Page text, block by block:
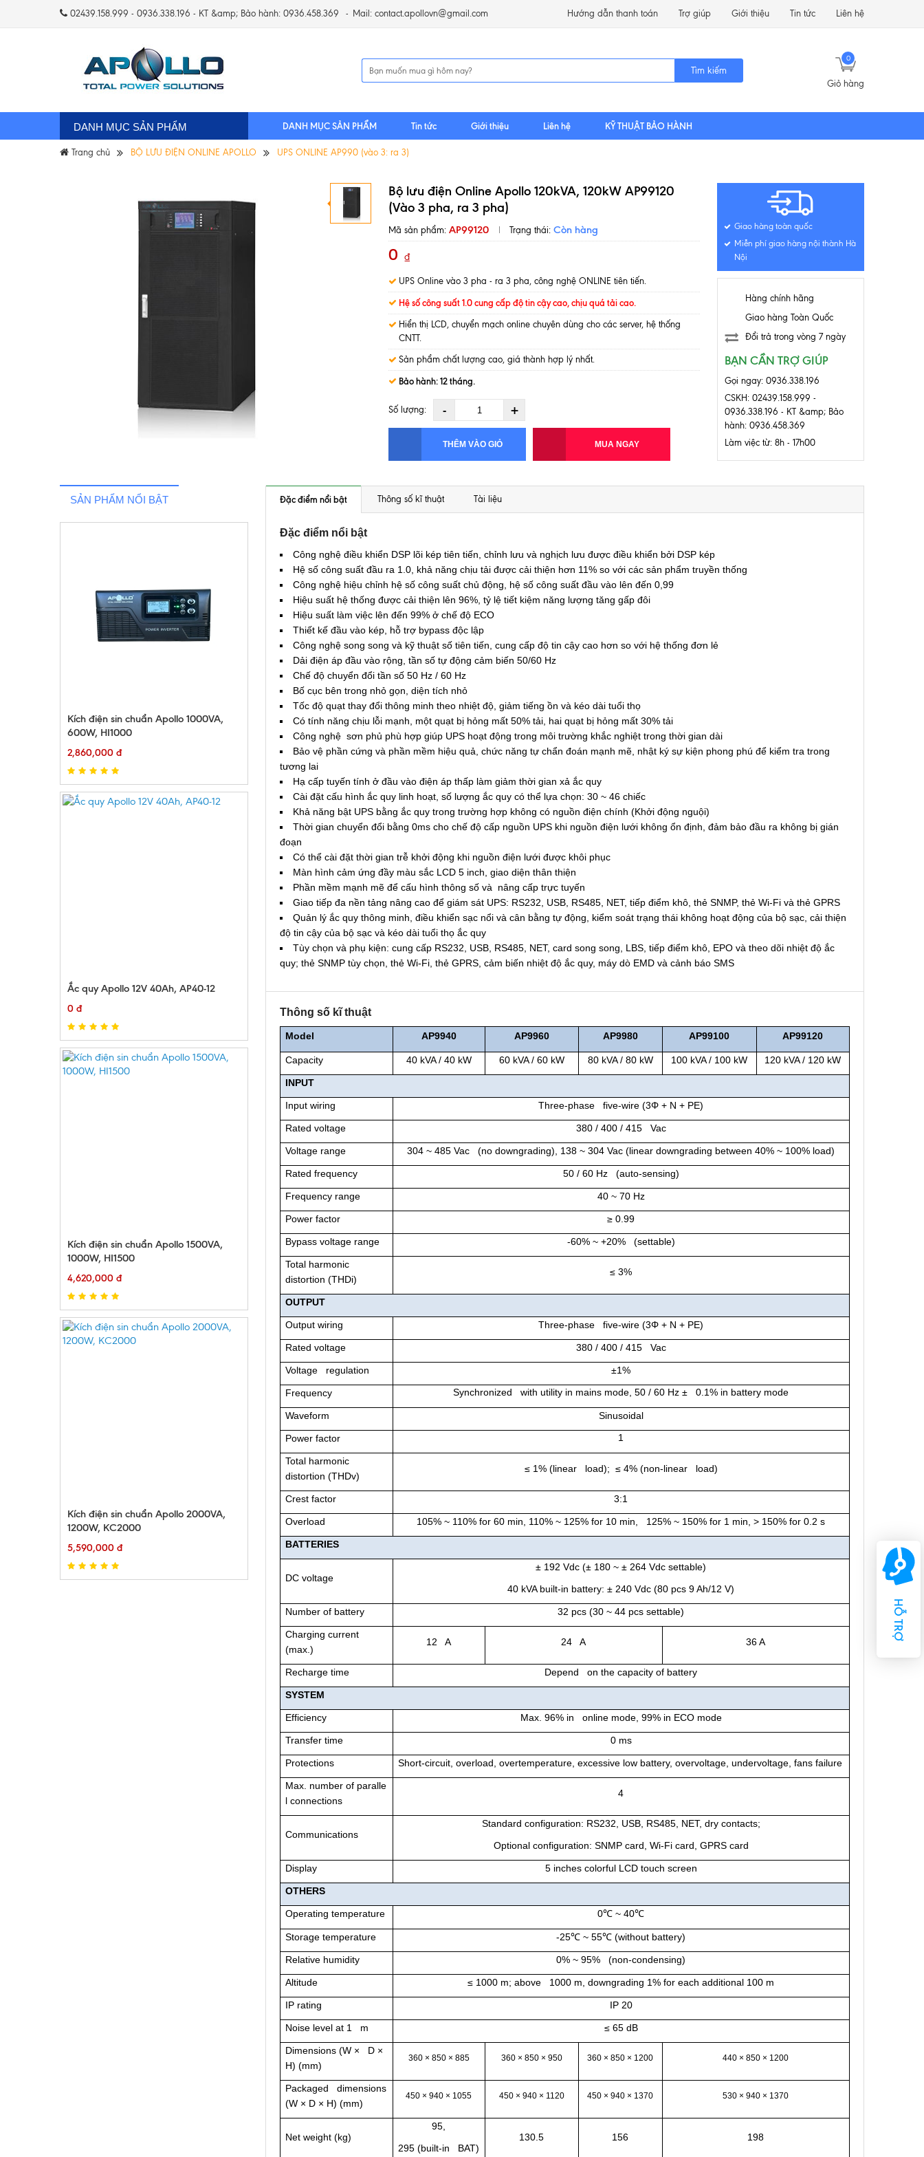
HỖ TRỢ
02439.158.999 - 0936.338.196 - KT &amp; Bảo hành: 0936.458.369 Mail: contact.apollovn@gmail.com Hướng dẫn thanh toán Trợ giúp Giới thiệu Tin tức Liên hệ
Tìm kiếm
0
Giỏ hàng
DANH MỤC SẢN PHẨM DANH MỤC SẢN PHẨM Tin tức Giới thiệu Liên hệ KỸ THUẬT BẢO HÀNH
Trang chủ BỘ LƯU ĐIỆN ONLINE APOLLO UPS ONLINE AP990 (vào 3: ra 3)
Bộ lưu điện Online Apollo 120kVA, 120kW AP99120
(Vào 3 pha, ra 3 pha)
Mã sản phẩm: AP99120 Trạng thái: Còn hàng
0 ₫
UPS Online vào 3 pha - ra 3 pha, công nghệ ONLINE tiên tiến.
Hệ số công suất 1.0 cung cấp độ tin cậy cao, chịu quá tải cao.
Hiển thị LCD, chuyển mạch online chuyên dùng cho các server, hệ thống
CNTT.
Sản phẩm chất lượng cao, giá thành hợp lý nhất.
Bảo hành: 12 tháng.
Số lượng: - +
THÊM VÀO GIỎ MUA NGAY
Giao hàng toàn quốc
Miễn phí giao hàng nội thành Hà
Nội
Hàng chính hãng
Giao hàng Toàn Quốc
Đổi trả trong vòng 7 ngày
BẠN CẦN TRỢ GIÚP
Gọi ngay: 0936.338.196
CSKH: 02439.158.999 -
0936.338.196 - KT &amp; Bảo
hành: 0936.458.369
Làm việc từ: 8h - 17h00
SẢN PHẨM NỔI BẬT
Kích điện sin chuẩn Apollo 1000VA,
600W, HI1000
2,860,000 đ
Ắc quy Apollo 12V 40Ah, AP40-12
0 đ
Kích điện sin chuẩn Apollo 1500VA,
1000W, HI1500
4,620,000 đ
Kích điện sin chuẩn Apollo 2000VA,
1200W, KC2000
5,590,000 đ
Đặc điểm nổi bật Thông số kĩ thuật Tài liệu
Đặc điểm nổi bật
Công nghệ điều khiển DSP lõi kép tiên tiến, chỉnh lưu và nghịch lưu được điều khiển bởi DSP kép
Hệ số công suất đầu ra 1.0, khả năng chịu tải được cải thiện hơn 11% so với các sản phẩm truyền thống
Công nghệ hiệu chỉnh hệ số công suất chủ động, hệ số công suất đầu vào lên đến 0,99
Hiệu suất hệ thống được cải thiện lên 96%, tỷ lệ tiết kiệm năng lượng tăng gấp đôi
Hiệu suất làm việc lên đến 99% ở chế độ ECO
Thiết kế đầu vào kép, hỗ trợ bypass độc lập
Công nghệ song song và kỹ thuật số tiên tiến, cung cấp độ tin cậy cao hơn so với hệ thống đơn lẻ
Dải điện áp đầu vào rộng, tần số tự động cảm biến 50/60 Hz
Chế độ chuyển đổi tần số 50 Hz / 60 Hz
Bố cục bên trong nhỏ gọn, diện tích nhỏ
Tốc độ quạt thay đổi thông minh theo nhiệt độ, giảm tiếng ồn và kéo dài tuổi thọ
Có tính năng chịu lỗi mạnh, một quạt bị hỏng mất 50% tải, hai quạt bị hỏng mất 30% tải
Công nghệ sơn phủ phù hợp giúp UPS hoạt động trong môi trường khắc nghiệt trong thời gian dài
Bảo vệ phần cứng và phần mềm hiệu quả, chức năng tự chẩn đoán mạnh mẽ, nhật ký sự kiện phong phú để kiểm tra trong
tương lai
Hạ cấp tuyến tính ở đầu vào điện áp thấp làm giảm thời gian xả ắc quy
Cài đặt cấu hình ắc quy linh hoạt, số lượng ắc quy có thể lựa chọn: 30 ~ 46 chiếc
Khả năng bật UPS bằng ắc quy trong trường hợp không có nguồn điện chính (Khởi động nguội)
Thời gian chuyển đổi bằng 0ms cho chế độ cấp nguồn UPS khi nguồn điện lưới không ổn định, đảm bảo đầu ra không bị gián
đoạn
Có thể cài đặt thời gian trễ khởi động khi nguồn điện lưới được khôi phục
Màn hình cảm ứng đầy màu sắc LCD 5 inch, giao diện thân thiện
Phần mềm mạnh mẽ để cấu hình thông số và nâng cấp trực tuyến
Giao tiếp đa nền tảng nâng cao để giám sát UPS: RS232, USB, RS485, NET, tiếp điểm khô, thẻ SNMP, thẻ Wi-Fi và thẻ GPRS
Quản lý ắc quy thông minh, điều khiển sạc nổi và cân bằng tự động, kiểm soát trạng thái không hoạt động của bộ sạc, cải thiện
độ tin cậy của bộ sạc và kéo dài tuổi thọ ắc quy
Tùy chọn và phụ kiện: cung cấp RS232, USB, RS485, NET, card song song, LBS, tiếp điểm khô, EPO và theo dõi nhiệt độ ắc
quy; thẻ SNMP tùy chọn, thẻ Wi-Fi, thẻ GPRS, cảm biến nhiệt độ ắc quy, máy dò EMD và cảnh báo SMS
Thông số kĩ thuật
Model AP9940 AP9960 AP9980 AP99100 AP99120
Capacity 40 kVA / 40 kW 60 kVA / 60 kW 80 kVA / 80 kW 100 kVA / 100 kW 120 kVA / 120 kW
INPUT
Input wiring Three-phase five-wire (3Φ + N + PE)
Rated voltage 380 / 400 / 415 Vac
Voltage range 304 ~ 485 Vac (no downgrading), 138 ~ 304 Vac (linear downgrading between 40% ~ 100% load)
Rated frequency 50 / 60 Hz (auto-sensing)
Frequency range 40 ~ 70 Hz
Power factor ≥ 0.99
Bypass voltage range -60% ~ +20% (settable)
Total harmonic
distortion (THDi)
≤ 3%
OUTPUT
Output wiring Three-phase five-wire (3Φ + N + PE)
Rated voltage 380 / 400 / 415 Vac
Voltage regulation ±1%
Frequency Synchronized with utility in mains mode,50 / 60 Hz± 0.1% in battery mode
Waveform Sinusoidal
Power factor 1
Total harmonic
distortion (THDv)
≤ 1% (linear load); ≤ 4%(non-linear load)
Crest factor 3:1
Overload 105% ~ 110% for 60 min, 110% ~ 125% for 10 min, 125% ~ 150% for 1 min, > 150% for 0.2 s
BATTERIES
DC voltage
± 192 Vdc (± 180 ~ ± 264 Vdc settable)
40 kVA built-in battery: ± 240 Vdc (80 pcs 9 Ah/12 V)
Number of battery 32 pcs (30 ~ 44 pcs settable)
Charging current
(max.)
12 A 24 A 36 A
Recharge time Depend on the capacity of battery
SYSTEM
Efficiency Max. 96% in online mode, 99% in ECO mode
Transfer time 0 ms
Protections Short-circuit, overload, overtemperature, excessive low battery, overvoltage, undervoltage, fans failure
Max. number of paralle
l connections
4
Communications
Standard configuration: RS232, USB, RS485, NET, dry contacts;
Optional configuration: SNMP card, Wi-Fi card, GPRS card
Display 5 inches colorful LCD touch screen
OTHERS
Operating temperature 0℃ ~ 40℃
Storage temperature -25℃ ~ 55℃ (without battery)
Relative humidity 0% ~ 95% (non-condensing)
Altitude ≤ 1000 m; above 1000 m, downgrading 1% for each additional 100 m
IP rating IP 20
Noise level at 1 m ≤ 65 dB
Dimensions (W × D ×
H) (mm)
360 × 850 × 885 360 × 850 × 950 360 × 850 × 1200 440 × 850 × 1200
Packaged dimensions
(W × D × H) (mm)
450 × 940 × 1055 450 × 940 × 1120 450 × 940 × 1370 530 × 940 × 1370
Net weight (kg)
95,
295 (built-in BAT)
130.5 156 198